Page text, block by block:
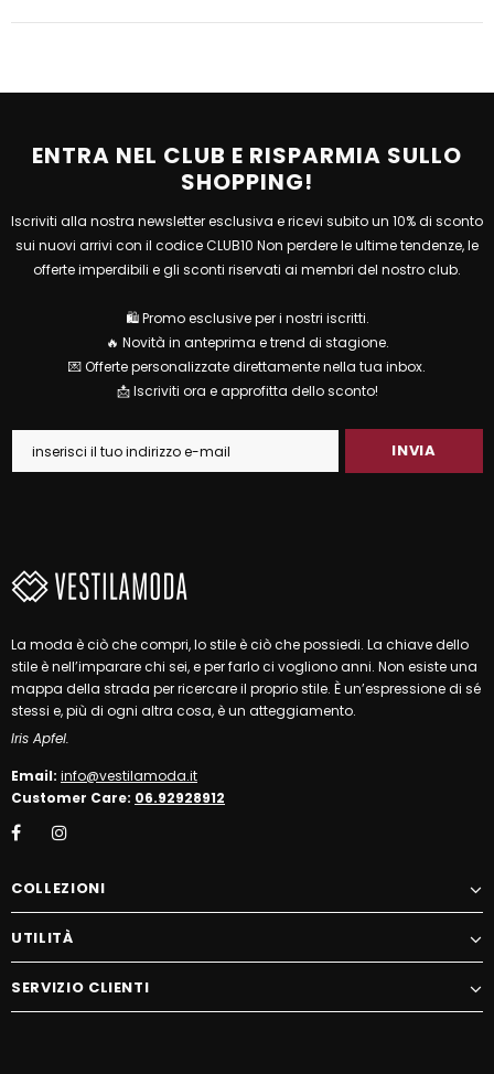
ENTRA NEL CLUB E RISPARMIA SULLO
SHOPPING!
Iscriviti alla nostra newsletter esclusiva e ricevi subito un 10% di sconto
sui nuovi arrivi con il codice CLUB10 Non perdere le ultime tendenze, le
offerte imperdibili e gli sconti riservati ai membri del nostro club.
🛍 Promo esclusive per i nostri iscritti.
🔥 Novità in anteprima e trend di stagione.
💌 Offerte personalizzate direttamente nella tua inbox.
📩 Iscriviti ora e approfitta dello sconto!
La moda è ciò che compri, lo stile è ciò che possiedi. La chiave dello
stile è nell’imparare chi sei, e per farlo ci vogliono anni. Non esiste una
mappa della strada per ricercare il proprio stile. È un’espressione di sé
stessi e, più di ogni altra cosa, è un atteggiamento.
Iris Apfel.
Email: info@vestilamoda.it
Customer Care: 06.92928912
COLLEZIONI
UTILITÀ
SERVIZIO CLIENTI